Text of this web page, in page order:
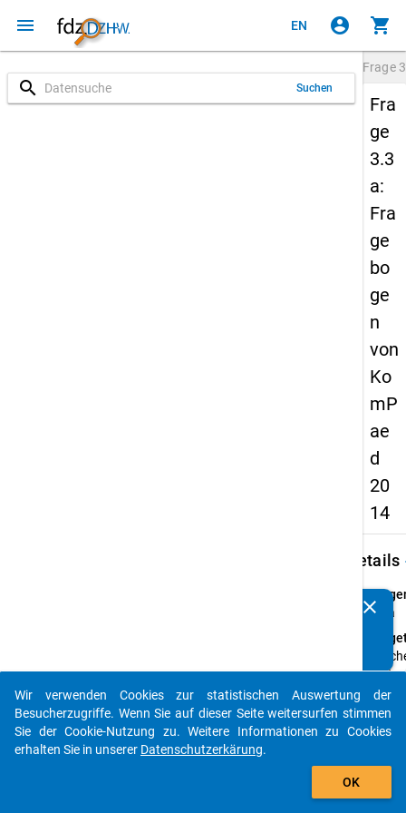
menu EN account_circle shopping_cart
search Suchen
Frage
Fra
ge
3.3
a:
Fra
ge
bo
ge
n
von
Ko
mP
ae
d
20
14
Details
3.3a
bzw.
an, in
clear
auto_stories
add_shopping_cart
Wir verwenden Cookies zur statistischen Auswertung der
Besucherzugriffe. Wenn Sie auf dieser Seite weitersurfen stimmen
Sie der Cookie-Nutzung zu. Weitere Informationen zu Cookies
erhalten Sie in unserer Datenschutzerkärung.
OK